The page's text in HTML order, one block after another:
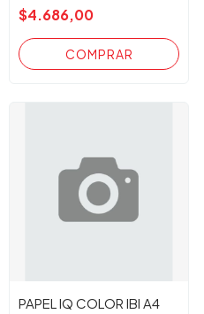
$4.686,00
PAPEL IQ COLOR IBI A4